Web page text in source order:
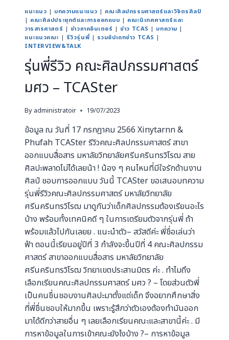
แนะแนว | บทความแนะแนว | คณะศิลปกรรมศาสตร์และวิจิตรศิลป์
| คณะศิลปประยุกต์และการออกแบบ | คณะนิเทศศาสตร์และ
วารสารศาสตร์ | ข่าวภาคอินเตอร์ |ข่าว TCAS | บทความ |
แนะแนวคณะ | รีวิวรุ่นพี่ | รวมอัปเดทข่าว TCAS |
INTERVIEW&TALK
รุ่นพี่รีวิว คณะศิลปกรรมศาสตร์
มศว – TCASter
By administratoir 19/07/2023
ข้อมูล ณ วันที่ 17 กรกฎาคม 2566 Xinytarnn &
Phufah TCASter รีวิวคณะศิลปกรรมศาสตร์ สาขา
ออกแบบสื่อสาร มหาลัยวิทยาลัยศรีนครินทรวิโรฒ สาย
ศิลปะพลาดไม่ไ่ด้เลยน้า ! น้อง ๆ คนไหนที่มีใจรักด้านงาน
ศิลป์ ชอบการออกแบบ วันนี้ TCASter ขอเสนอบทความ
รุ่นพี่รีวิวคณะศิลปกรรมศาสตร์ มหาลัยวิทยาลัย
ศรีนครินทรวิโรฒ มาดูกันว่าเด็กศิลปกรรมต้องเรียนอะไร
บ้าง พร้อมทั้งเทคนิคดี ๆ ในการเตรียมตัวจากรุ่นพี่ ถ้า
พร้อมแล้วไปกันเลยย . แนะนำตัว– สวัสดีค่ะ พี่ชื่อเล่นว่า
ฟ้า ตอนนี้เรียนอยู่ปีที่ 3 กำลังจะขึ้นปีที่ 4 คณะศิลปกรรม
ศาสตร์ สาขาออกแบบสื่อสาร มหาลัยวิทยาลัย
ศรีนครินทรวิโรฒ วิทยาเขตประสานมิตร ค่ะ . ทําไมถึง
เลือกเรียนคณะศิลปกรรมศาสตร์ มศว ? – โดยส่วนตัวพี่
เป็นคนชื่นชอบงานศิลปะมาตั้งแต่เด็ก จึงอยากศึกษาสิ่ง
ที่พี่ชื่นชอบให้มากขึ้น เพราะรู้สึกว่าตัวเองต้องทำมันออก
มาได้ดีกว่าสายอื่น ๆ เลยเลือกเรียนคณะและสาขานี้ค่ะ . มี
การหาข้อมูลในการเข้าคณะยังไงบ้าง ?– การหาข้อมูล